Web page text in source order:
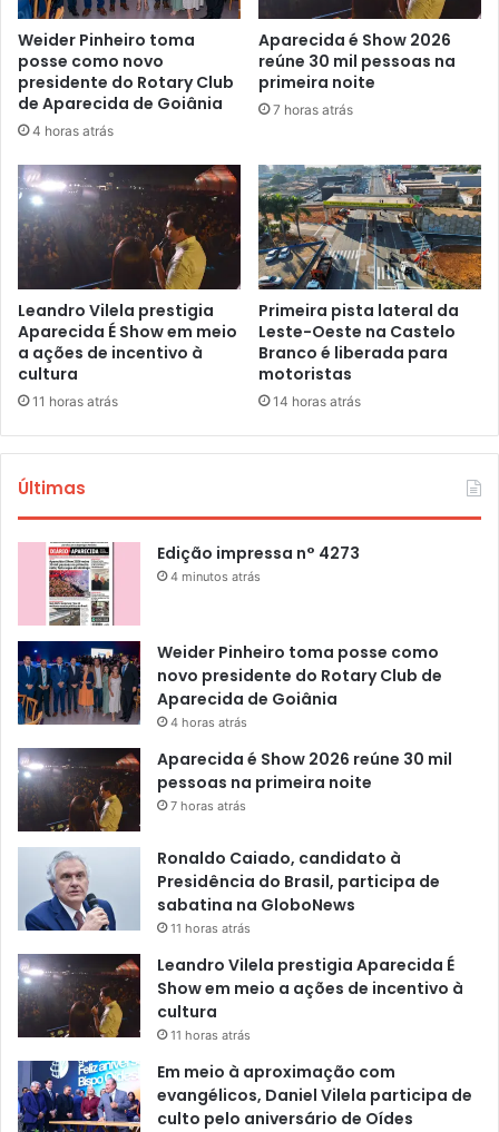
Weider Pinheiro toma
posse como novo
presidente do Rotary Club
de Aparecida de Goiânia
4 horas atrás
Aparecida é Show 2026
reúne 30 mil pessoas na
primeira noite
7 horas atrás
Leandro Vilela prestigia
Aparecida É Show em meio
a ações de incentivo à
cultura
11 horas atrás
Primeira pista lateral da
Leste-Oeste na Castelo
Branco é liberada para
motoristas
14 horas atrás
Últimas
Edição impressa n° 4273
4 minutos atrás
Weider Pinheiro toma posse como
novo presidente do Rotary Club de
Aparecida de Goiânia
4 horas atrás
Aparecida é Show 2026 reúne 30 mil
pessoas na primeira noite
7 horas atrás
Ronaldo Caiado, candidato à
Presidência do Brasil, participa de
sabatina na GloboNews
11 horas atrás
Leandro Vilela prestigia Aparecida É
Show em meio a ações de incentivo à
cultura
11 horas atrás
Em meio à aproximação com
evangélicos, Daniel Vilela participa de
culto pelo aniversário de Oídes